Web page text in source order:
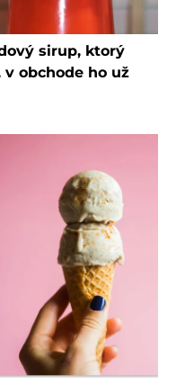
sirup, ktorý
obchode ho už